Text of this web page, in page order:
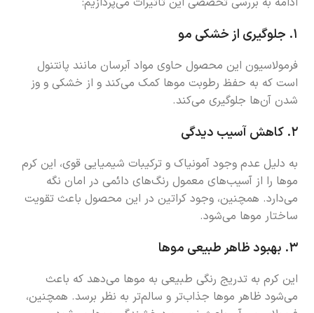
۱. جلوگیری از خشکی مو
فرمولاسیون این محصول حاوی مواد آبرسان مانند پانتنول
است که به حفظ رطوبت موها کمک می‌کند و از خشکی و وز
شدن آن‌ها جلوگیری می‌کند.
۲. کاهش آسیب دیدگی
به دلیل عدم وجود آمونیاک و ترکیبات شیمیایی قوی، این کرم
موها را از آسیب‌های معمول رنگ‌های دائمی در امان نگه
می‌دارد. همچنین، وجود کراتین در این محصول باعث تقویت
ساختار موها می‌شود.
۳. بهبود ظاهر طبیعی موها
این کرم به تدریج رنگی طبیعی به موها می‌دهد که باعث
می‌شود ظاهر موها جذاب‌تر و سالم‌تر به نظر برسد. همچنین،